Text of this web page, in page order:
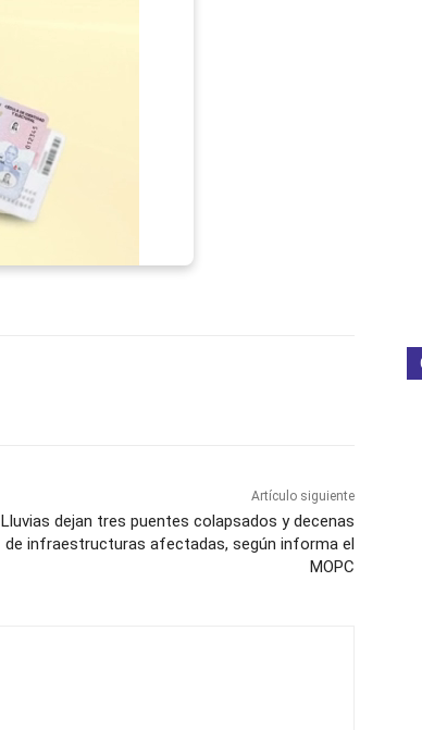
Artículo siguiente
Lluvias dejan tres puentes colapsados y decenas
de infraestructuras afectadas, según informa el
MOPC